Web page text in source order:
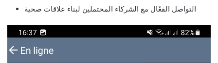
التواصل الفعّال مع الشركاء المحتملين لبناء علاقات صحية